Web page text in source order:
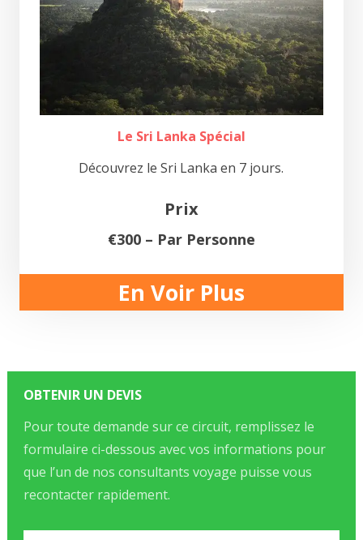
Le Sri Lanka Spécial
Découvrez le Sri Lanka en 7 jours.
Prix
€300 – Par Personne
En Voir Plus
OBTENIR UN DEVIS
Pour toute demande sur ce circuit, remplissez le
formulaire ci-dessous avec vos informations pour
que l’un de nos consultants voyage puisse vous
recontacter rapidement.